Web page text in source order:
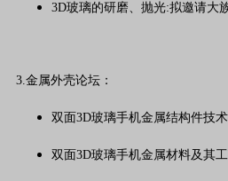
3D玻璃的研磨、抛光:拟邀请大
3.金属外壳论坛：
双面3D玻璃手机金属结构件技
双面3D玻璃手机金属材料及其